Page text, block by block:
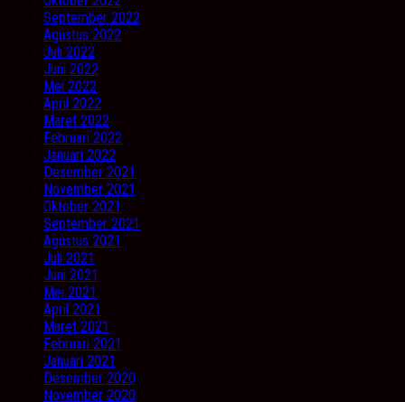
September 2022
Agustus 2022
Juli 2022
Juni 2022
Mei 2022
April 2022
Maret 2022
Februari 2022
Januari 2022
Desember 2021
November 2021
Oktober 2021
September 2021
Agustus 2021
Juli 2021
Juni 2021
Mei 2021
April 2021
Maret 2021
Februari 2021
Januari 2021
Desember 2020
November 2020